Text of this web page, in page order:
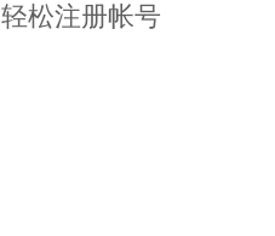
轻松注册帐号